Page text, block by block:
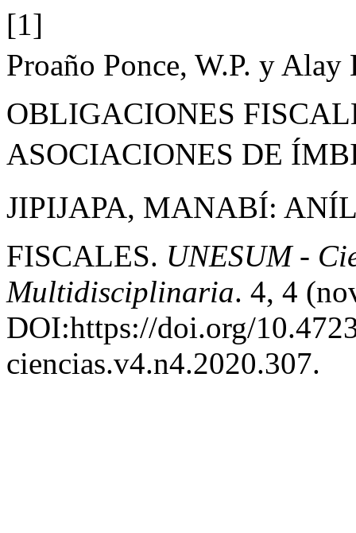
[1]
Proaño Ponce, W.P. y
OBLIGACIONES
ASOCIACIONES DE
JIPIJAPA, MANABÍ:
FISCALES. UNESUM -
Multidisciplinaria. 4, 4
DOI:https://doi.org/
ciencias.v4.n4.2020.307.